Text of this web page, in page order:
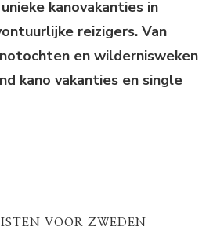
kanovakanties in
reizigers. Van
en wildernisweken
kano vakanties en single
VOOR ZWEDEN